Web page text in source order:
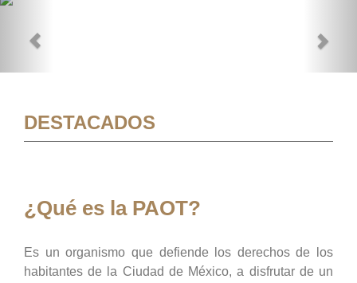
DESTACADOS
¿Qué es la PAOT?
Es un organismo que defiende los derechos de los
habitantes de la Ciudad de México, a disfrutar de un